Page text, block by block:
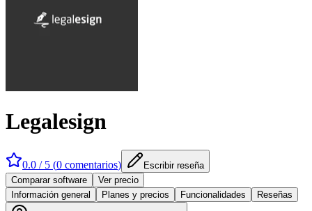
Legalesign
0.0 / 5 (0 comentarios)
Escribir reseña
Comparar software
Ver precio
Información general
Planes y precios Funcionalidades Reseñas